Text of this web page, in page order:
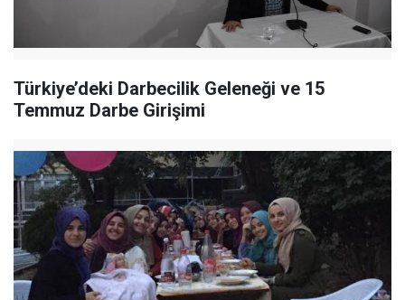
Türkiye’deki Darbecilik Geleneği ve 15
Temmuz Darbe Girişimi